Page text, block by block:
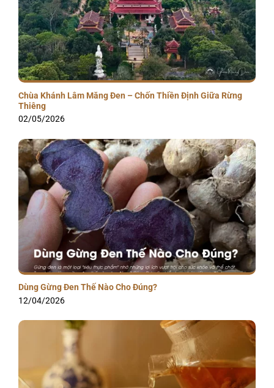
Chùa Khánh Lâm Măng Đen – Chốn Thiền Định Giữa Rừng
Thiêng
02/05/2026
Dùng Gừng Đen Thế Nào Cho Đúng?
12/04/2026